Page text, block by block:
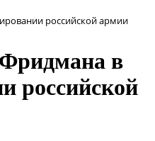
российской армии
в
российской